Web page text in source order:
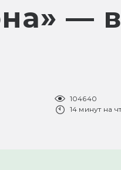
—
104640
14 минут на